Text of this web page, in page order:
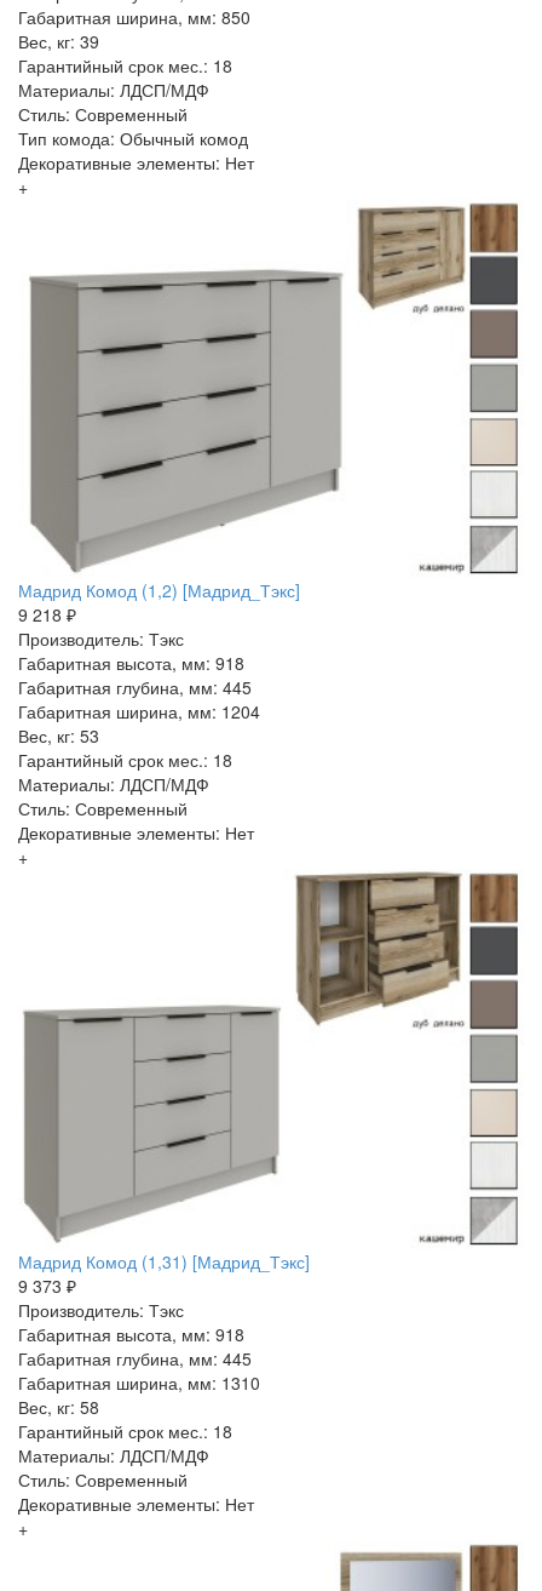
Габаритная ширина, мм: 850
Вес, кг: 39
Гарантийный срок мес.: 18
Материалы: ЛДСП/МДФ
Стиль: Современный
Тип комода: Обычный комод
Декоративные элементы: Нет
+
Мадрид Комод (1,2) [Мадрид_Тэкс]
9 218 ₽
Производитель: Тэкс
Габаритная высота, мм: 918
Габаритная глубина, мм: 445
Габаритная ширина, мм: 1204
Вес, кг: 53
Гарантийный срок мес.: 18
Материалы: ЛДСП/МДФ
Стиль: Современный
Декоративные элементы: Нет
+
Мадрид Комод (1,31) [Мадрид_Тэкс]
9 373 ₽
Производитель: Тэкс
Габаритная высота, мм: 918
Габаритная глубина, мм: 445
Габаритная ширина, мм: 1310
Вес, кг: 58
Гарантийный срок мес.: 18
Материалы: ЛДСП/МДФ
Стиль: Современный
Декоративные элементы: Нет
+